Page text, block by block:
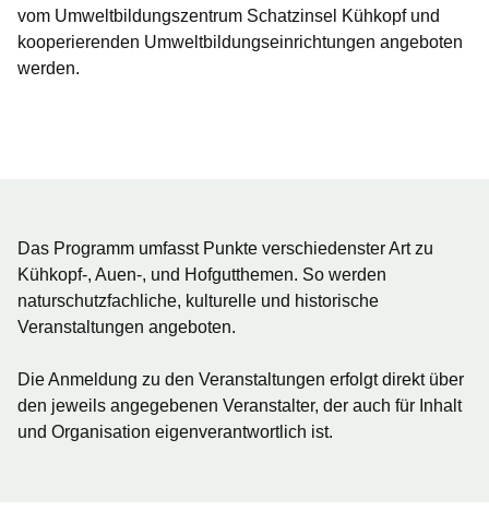
vom Umweltbildungszentrum Schatzinsel Kühkopf und
kooperierenden Umweltbildungseinrichtungen angeboten
werden.
Das Programm umfasst Punkte verschiedenster Art zu
Kühkopf-, Auen-, und Hofgutthemen. So werden
naturschutzfachliche, kulturelle und historische
Veranstaltungen angeboten.
Die Anmeldung zu den Veranstaltungen erfolgt direkt über
den jeweils angegebenen Veranstalter, der auch für Inhalt
und Organisation eigenverantwortlich ist.